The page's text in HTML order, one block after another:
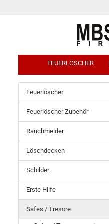
FEUERLÖSCHER
Feuerlöscher
Feuerlöscher Zubehör
Rauchmelder
Löschdecken
Schilder
Erste Hilfe
Safes / Tresore